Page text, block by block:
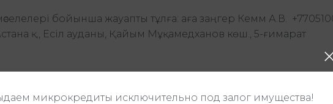
микрокредиты исключительно под залог имущества!
бойынша жауапты тұлға: аға заңгер Кемм А.В.
қ., Есіл ауданы, Қайым Мұқамедханов көш., 5-ғимарат